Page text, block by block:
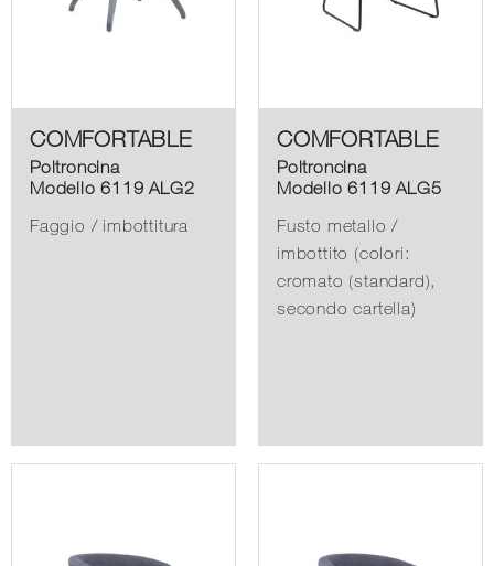
COMFORTABLE
Poltroncina
Modello 6119 ALG2
Faggio / imbottitura
COMFORTABLE
Poltroncina
Modello 6119 ALG5
Fusto metallo /
imbottito (colori:
cromato (standard),
secondo cartella)